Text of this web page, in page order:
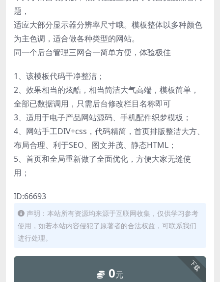
题，
适应大部分显示器分辨率尺寸哦。模板整体以多种颜色
为主色调，适合做各种类型的网站。
同一个后台管理三网合一简单方便，体验极佳
1、该模板代码干净整洁；
2、效果相当的炫酷，相当简洁大气高端，模板简单，
全部已数据调用，只需后台修改栏目名称即可
3、适用于电子产品网站源码、手机配件织梦模板；
4、网站手工DIV+css，代码精简，首页排版整洁大方、
布局合理、利于SEO、图文并茂、静态HTML；
5、首页和全局重新做了全面优化，方便大家无缝使
用；
ID:66693
声明：本站所有资源均来源于互联网收集，仅供学习参考
使用，如若本站内容侵犯了原著者的合法权益，可联系我们
进行处理。
下载
0元